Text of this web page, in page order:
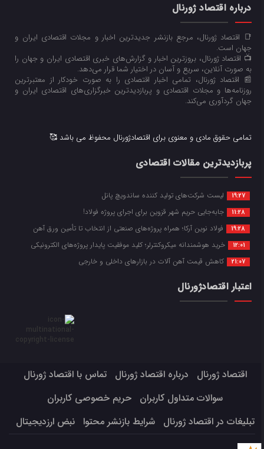
درباره اقتصاد ژورنال
📑 اقتصاد ژورنال، مرجع بازنشر جدیدترین اخبار و مجلات اقتصادی ایران و
جهان است.
📺 اقتصاد ژورنال، بروزترین اخبار و گزارش‌های خبری اقتصادی ایران و جهان را
به صورت آنلاین، سریع و آسان در اختیار شما قرار می‌‌دهد.
📰 اقتصاد ژورنال، تمامی اخبار اقتصادی را به صورت خودکار از معتبرترین
روزنامه‌ها و مجلات اقتصادی و پربازدیدترین خبرگزاری‌های اقتصادی ایران و
جهان گردآوری می‌کند.
تمامی حقوق مادی و معنوی برای اقتصادژورنال محفوظ می باشد 🥰
پربازدیدترین مقالات اقتصادی
19:27 لیست شرکت‌های تولید کننده ساندویچ پانل
11:28 جابه‌جایی حریم شهر قزوین برای اجرای پروژه فولاد!
19:28 فولاد نوین آرکا؛ همراه پروژه‌های صنعتی از انتخاب تا تأمین ورق آهن
12:01 خرید هوشمندانه میکروکنترلر؛ کلید موفقیت پایدار پروژه‌های الکترونیکی
21:07 کاهش قیمت آهن آلات در بازارهای داخلی و خارجی
اعتبار اقتصادژورنال
اقتصاد ژورنال درباره اقتصاد ژورنال
تماس با اقتصاد ژورنال
سوالات متداول کاربران
حریم خصوصی کاربران
تبلیغات در اقتصاد ژورنال
شرایط بازنشر محتوا نبض ارزدیجیتال